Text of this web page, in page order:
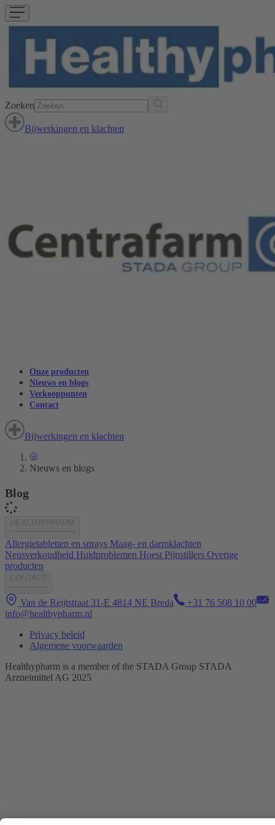
Zoeken
Bijwerkingen en klachten
Onze producten
Nieuws en blogs
Verkooppunten
Contact
Bijwerkingen en klachten
Nieuws en blogs
Blog
Allergietabletten en sprays Maag- en darmklachten
Neusverkoudheid Huidproblemen Hoest Pijnstillers Overige
producten
Van de Reijtstraat 31-E 4814 NE Breda
+31 76 508 10 00
info@healthypharm.nl
Privacy beleid
Algemene voorwaarden
Healthypharm is a member of the STADA Group STADA
Arzneimittel AG 2025